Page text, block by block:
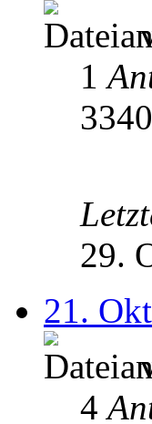
1
3340
29.
21.
4